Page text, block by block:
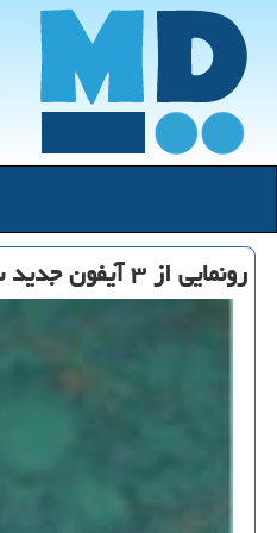
رونمایی از ۳ آیفون جدید ساعت۲۱: ۳۰ چهارشنبه ۲۱ شهریور ۱۳۹۷